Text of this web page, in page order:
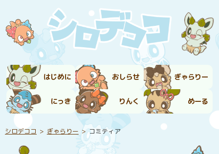
はじめに おしらせ ぎゃらりー
にっき りんく めーる
シロデココ ぎゃらりー コミティア